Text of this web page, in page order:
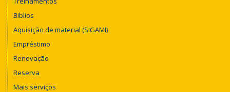
Biblios
Aquisição de material (SIGAMI)
Empréstimo
Renovação
Reserva
Mais serviços